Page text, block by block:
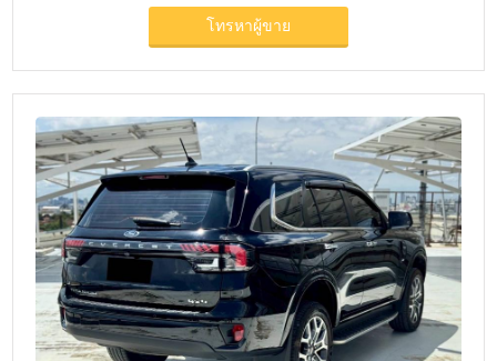
โทรหาผู้ขาย